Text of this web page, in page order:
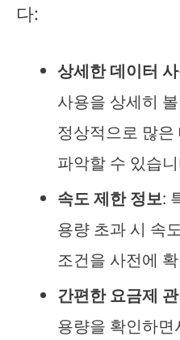
다:
상세한 데이터
사용을 상세히
정상적으로 많
파악할 수 있습
속도 제한 정보:
용량 초과 시 속
조건을 사전에
간편한 요금제
용량을 확인하